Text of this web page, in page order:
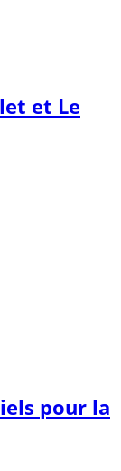
et Le
pour la